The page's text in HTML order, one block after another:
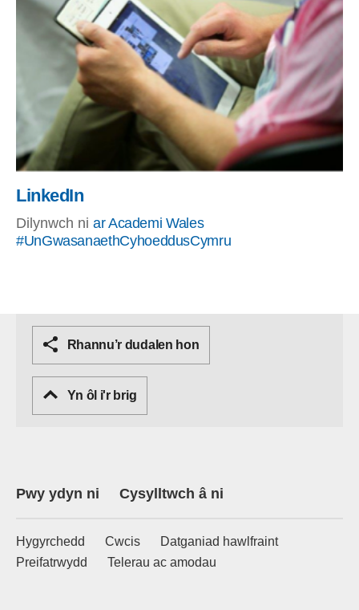
LinkedIn
Dilynwch ni ar Academi Wales
#UnGwasanaethCyhoeddusCymru
Rhannu’r dudalen hon
Yn ôl i'r brig
Pwy ydyn ni Cysylltwch â ni
Hygyrchedd Cwcis
Datganiad hawlfraint
Preifatrwydd
Telerau ac amodau